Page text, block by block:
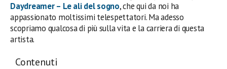
Daydreamer – Le ali del sogno, che qui da noi ha
appassionato moltissimi telespettatori. Ma adesso
scopriamo qualcosa di più sulla vita e la carriera di questa
artista.
Contenuti